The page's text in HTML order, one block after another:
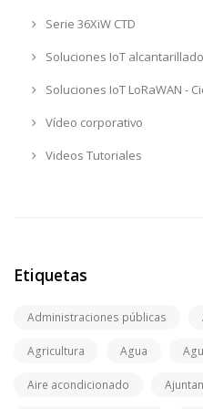
Serie 36XiW CTD
Soluciones IoT alcantarillado
Soluciones IoT LoRaWAN -
Vídeo corporativo
Videos Tutoriales
Etiquetas
Administraciones públicas
Agricultura Agua
Aire acondicionado